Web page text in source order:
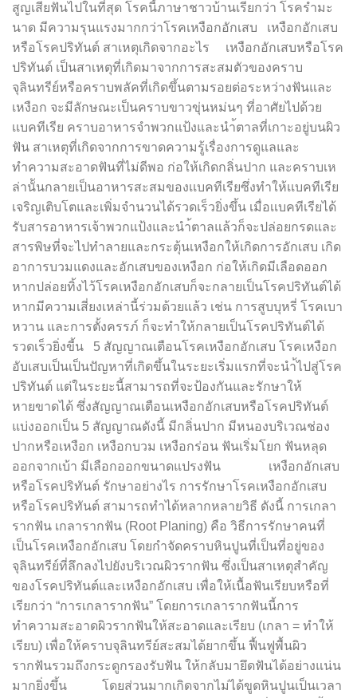
สูญเสียฟันไปในที่สุด โรคนี้ภาษาชาวบ้านเรียกว่า โรครำมะ
นาด มีความรุนแรงมากกว่าโรคเหงือกอักเสบ เหงือกอักเสบ
หรือโรคปริทันต์ สาเหตุเกิดจากอะไร เหงือกอักเสบหรือโรค
ปริทันต์ เป็นสาเหตุที่เกิดมาจากการสะสมตัวของคราบ
จุลินทรีย์หรือคราบพลัคที่เกิดขึ้นตามรอยต่อระหว่างฟันและ
เหงือก จะมีลักษณะเป็นคราบขาวขุ่นหม่นๆ ที่อาศัยไปด้วย
เเบคทีเรีย คราบอาหารจำพวกแป้งและนำ้ตาลที่เกาะอยู่บนผิว
ฟัน สาเหตุที่เกิดจากการขาดความรู้เรื่องการดูแลและ
ทำความสะอาดฟันที่ไม่ดีพอ ก่อให้เกิดกลิ่นปาก และคราบเห
ล่านัันกลายเป็นอาหารสะสมของเเบคทีเรียซึ่งทำให้เเบคทีเรีย
เจริญเติบโตและเพิ่มจำนวนได้รวดเร็วยิ่งขึ้น เมื่อเเบคทีเรียได้
รับสารอาหารเจ้าพวกแป้งและนำ้ตาลแล้วก็จะปล่อยกรดและ
สารพิษที่จะไปทำลายและกระตุ้นเหงือกให้เกิดการอักเสบ เกิด
อาการบวมแดงและอักเสบของเหงือก ก่อให้เกิดมีเลือดออก
หากปล่อยทิ้งไว้โรคเหงือกอักเสบก็จะกลายเป็นโรคปริทันต์ได้
หากมีความเสี่ยงเหล่านี้ร่วมด้วยแล้ว เช่น การสูบบุหรี่ โรคเบา
หวาน และการตั้งครรภ์ ก็จะทำให้กลายเป็นโรคปริทันต์ได้
รวดเร็วยิ่งขี้น 5 สัญญาณเตือนโรคเหงือกอักเสบ โรคเหงือก
อับเสบเป็นเป็นปัญหาที่เกิดขึ้นในระยะเริ่มแรกที่จะนำ้ไปสู่โรค
ปริทันต์ แต่ในระยะนี้สามารถที่จะป้องกันและรักษาให้
หายขาดได้ ซึ่งสัญญาณเตือนเหงือกอักเสบหรือโรคปริทันต์
แบ่งออกเป็น 5 สัญญาณดังนี้ มีกลิ่นปาก มีหนองบริเวณช่อง
ปากหรือเหงือก เหงือกบวม เหงือกร่อน ฟันเริ่มโยก ฟันหลุด
ออกจากเบ้า มีเลือกออกขนาดแปรงฟัน เหงือกอักเสบ
หรือโรคปริทันต์ รักษาอย่างไร การรักษาโรคเหงือกอักเสบ
หรือโรคปริทันต์ สามารถทำได้หลากหลายวิธี ดังนี้ การเกลา
รากฟัน เกลารากฟัน (Root Planing) คือ วิธีการรักษาคนที่
เป็นโรคเหงือกอักเสบ โดยกำจัดคราบหินปูนที่เป็นที่อยู่ของ
จุลินทรีย์ที่ลึกลงไปยังบริเวณผิวรากฟัน ซึ่งเป็นสาเหตุสำคัญ
ของโรคปริทันต์และเหงือกอักเสบ เพื่อให้เนื้อฟันเรียบหรือที่
เรียกว่า “การเกลารากฟัน” โดยการเกลารากฟันนี้การ
ทำความสะอาดผิวรากฟันให้สะอาดและเรียบ (เกลา = ทำให้
เรียบ) เพื่อให้คราบจุลินทรีย์สะสมได้ยากขึ้น ฟื้นฟูพื้นผิว
รากฟันรวมถึงกระดูกรองรับฟัน ให้กลับมายึดฟันได้อย่างแน่น
มากยิ่งขึ้น โดยส่วนมากเกิดจากไม่ได้ขูดหินปูนเป็นเวลา